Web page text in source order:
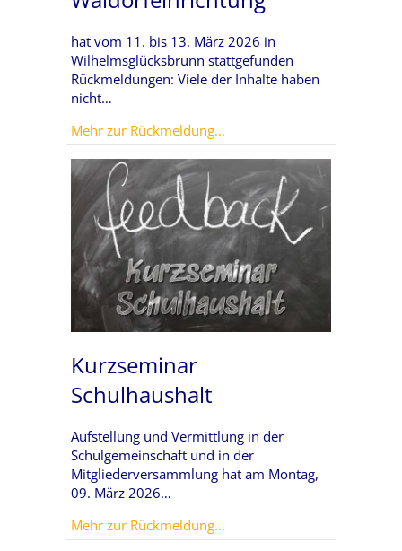
hat vom 11. bis 13. März 2026 in
Wilhelmsglücksbrunn stattgefunden
Rückmeldungen: Viele der Inhalte haben
nicht…
Mehr zur Rückmeldung...
Kurzseminar
Schulhaushalt
Aufstellung und Vermittlung in der
Schulgemeinschaft und in der
Mitgliederversammlung hat am Montag,
09. März 2026…
Mehr zur Rückmeldung...